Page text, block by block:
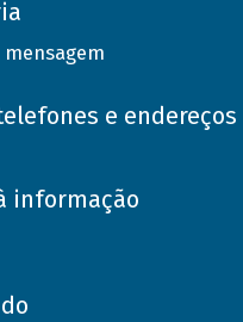
mensagem
e endereços
informação